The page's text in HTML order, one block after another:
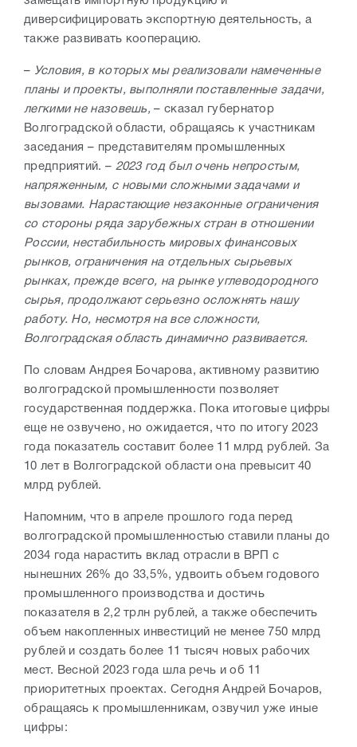
диверсифицировать экспортную деятельность, а
также развивать кооперацию.
– Условия, в которых мы реализовали намеченные
планы и проекты, выполняли поставленные задачи,
легкими не назовешь, – сказал губернатор
Волгоградской области, обращаясь к участникам
заседания – представителям промышленных
предприятий. – 2023 год был очень непростым,
напряженным, с новыми сложными задачами и
вызовами. Нарастающие незаконные ограничения
со стороны ряда зарубежных стран в отношении
России, нестабильность мировых финансовых
рынков, ограничения на отдельных сырьевых
рынках, прежде всего, на рынке углеводородного
сырья, продолжают серьезно осложнять нашу
работу. Но, несмотря на все сложности,
Волгоградская область динамично развивается.
По словам Андрея Бочарова, активному развитию
волгоградской промышленности позволяет
государственная поддержка. Пока итоговые цифры
еще не озвучено, но ожидается, что по итогу 2023
года показатель составит более 11 млрд рублей. За
10 лет в Волгоградской области она превысит 40
млрд рублей.
Напомним, что в апреле прошлого года перед
волгоградской промышленностью ставили планы до
2034 года нарастить вклад отрасли в ВРП с
нынешних 26% до 33,5%, удвоить объем годового
промышленного производства и достичь
показателя в 2,2 трлн рублей, а также обеспечить
объем накопленных инвестиций не менее 750 млрд
рублей и создать более 11 тысяч новых рабочих
мест. Весной 2023 года шла речь и об 11
приоритетных проектах. Сегодня Андрей Бочаров,
обращаясь к промышленникам, озвучил уже иные
цифры: